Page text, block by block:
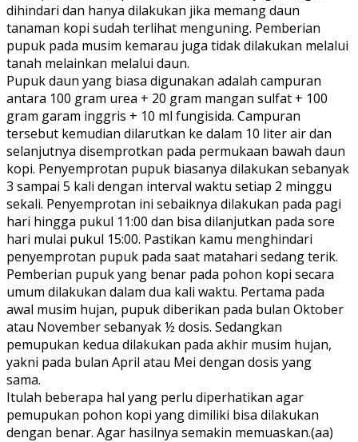
dihindari dan hanya dilakukan jika memang daun
tanaman kopi sudah terlihat menguning. Pemberian
pupuk pada musim kemarau juga tidak dilakukan melalui
tanah melainkan melalui daun.
Pupuk daun yang biasa digunakan adalah campuran
antara 100 gram urea + 20 gram mangan sulfat + 100
gram garam inggris + 10 ml fungisida. Campuran
tersebut kemudian dilarutkan ke dalam 10 liter air dan
selanjutnya disemprotkan pada permukaan bawah daun
kopi. Penyemprotan pupuk biasanya dilakukan sebanyak
3 sampai 5 kali dengan interval waktu setiap 2 minggu
sekali. Penyemprotan ini sebaiknya dilakukan pada pagi
hari hingga pukul 11:00 dan bisa dilanjutkan pada sore
hari mulai pukul 15:00. Pastikan kamu menghindari
penyemprotan pupuk pada saat matahari sedang terik.
Pemberian pupuk yang benar pada pohon kopi secara
umum dilakukan dalam dua kali waktu. Pertama pada
awal musim hujan, pupuk diberikan pada bulan Oktober
atau November sebanyak ½ dosis. Sedangkan
pemupukan kedua dilakukan pada akhir musim hujan,
yakni pada bulan April atau Mei dengan dosis yang
sama.
Itulah beberapa hal yang perlu diperhatikan agar
pemupukan pohon kopi yang dimiliki bisa dilakukan
dengan benar. Agar hasilnya semakin memuaskan.(aa)